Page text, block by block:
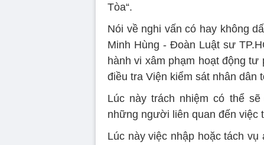
Tòa“.
Nói về nghi vấn có hay không
Minh Hùng - Đoàn Luật sư
hành vi xâm phạm hoạt động
điều tra Viện kiểm sát nhân dân
Lúc này trách nhiệm có thể
những người liên quan đến việc
Lúc này việc nhập hoặc tách